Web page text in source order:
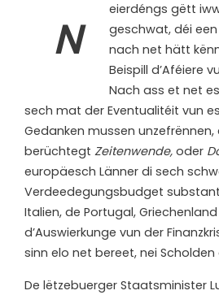
N
eierdéngs gëtt
geschwat, déi
nach net hätt
Beispill d’Aféiere
Nach ass et net
sech mat der Eventualitéit vun
Gedanken mussen
berüchtegt Zeitenwende, oder
europäesch Länner di sech
Verdeedegungsbudget
Italien, de Portugal,
d’Auswierkunge vun der
sinn elo net bereet, nei Scholden
De lëtzebuerger Staatsminister